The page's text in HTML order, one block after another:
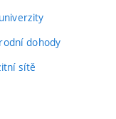
dohody
sítě